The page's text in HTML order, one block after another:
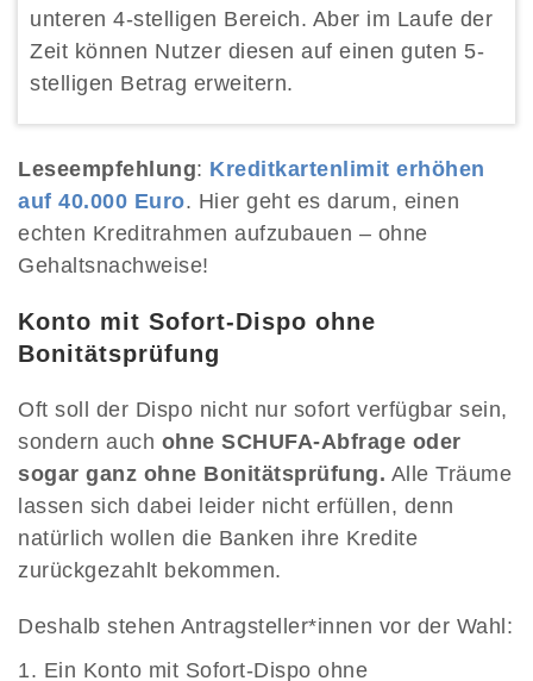
unteren 4-stelligen Bereich. Aber im Laufe der
Zeit können Nutzer diesen auf einen guten 5-
stelligen Betrag erweitern.
Leseempfehlung: Kreditkartenlimit erhöhen
auf 40.000 Euro. Hier geht es darum, einen
echten Kreditrahmen aufzubauen – ohne
Gehaltsnachweise!
Konto mit Sofort-Dispo ohne
Bonitätsprüfung
Oft soll der Dispo nicht nur sofort verfügbar sein,
sondern auch ohne SCHUFA-Abfrage oder
sogar ganz ohne Bonitätsprüfung. Alle Träume
lassen sich dabei leider nicht erfüllen, denn
natürlich wollen die Banken ihre Kredite
zurückgezahlt bekommen.
Deshalb stehen Antragsteller*innen vor der Wahl:
Ein Konto mit Sofort-Dispo ohne